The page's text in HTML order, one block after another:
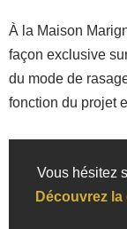
À la Maison
façon exclusive
du mode de
fonction du projet
Vous hésitez
Découvrez